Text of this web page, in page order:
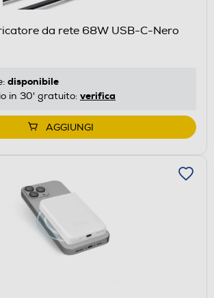
da rete 68W USB-C-Nero
disponibile
in 30' gratuito: verifica
AGGIUNGI